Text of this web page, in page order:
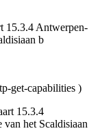
15.3.4 Antwerpen-
b
get-capabilities )
15.3.4
het Scaldisiaan